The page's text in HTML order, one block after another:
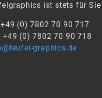
ist stets für Sie
(0) 7802 70 90 717
+49 (0) 7802 70 90 718
graphics.de